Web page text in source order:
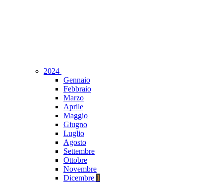
2024
Gennaio
Febbraio
Marzo
Aprile
Maggio
Giugno
Luglio
Agosto
Settembre
Ottobre
Novembre
Dicembre 1